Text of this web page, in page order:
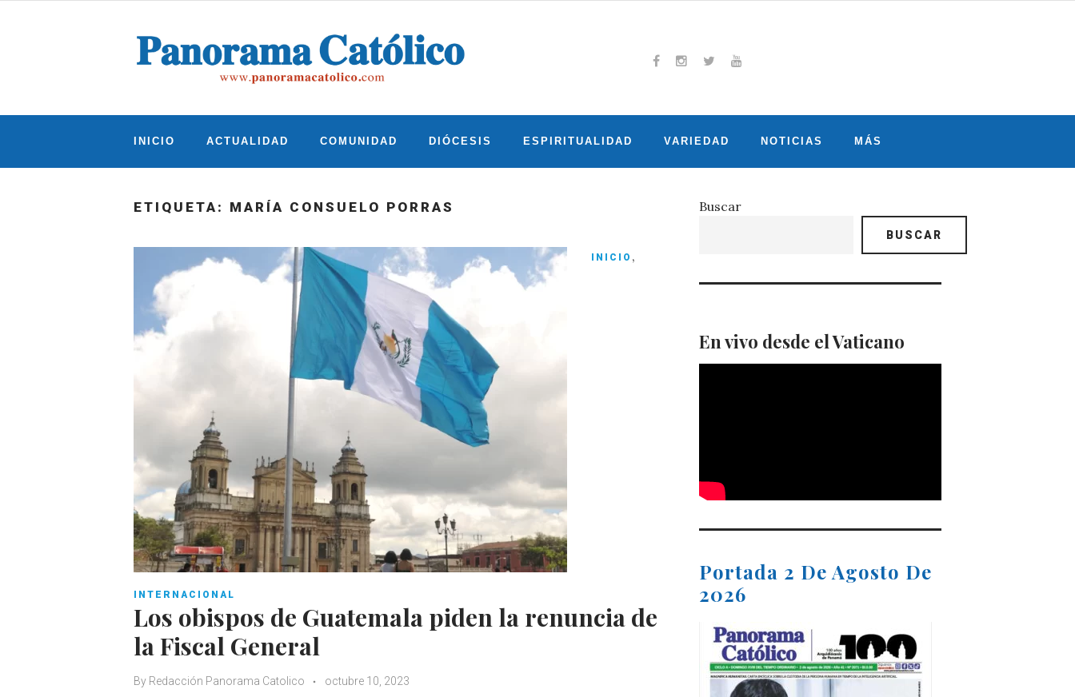
INICIO ACTUALIDAD COMUNIDAD DIÓCESIS ESPIRITUALIDAD VARIEDAD NOTICIAS MÁS
ETIQUETA: MARÍA CONSUELO PORRAS
INICIO ,
INTERNACIONAL
Los obispos de Guatemala piden la renuncia de
la Fiscal General
By Redacción Panorama Catolico octubre 10, 2023
Buscar
BUSCAR
En vivo desde el Vaticano
Portada 2 De Agosto De
2026